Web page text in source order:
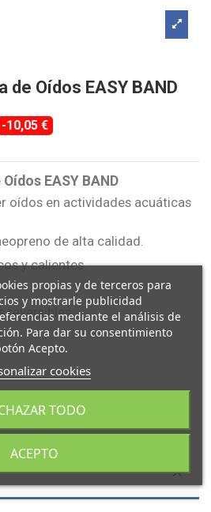
de Oídos EASY BAND
-10,05 €
EASY BAND
oídos en actividades acuáticas
de alta calidad.
y calientes.
reversibles
propias y de terceros para
y mostrarle publicidad
mediante el análisis de
Para dar su consentimiento
Acepto.
cookies
TODO
ACEPTO